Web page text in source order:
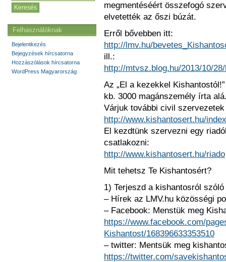
megmentéséért összefogó
elvetették az őszi búzát.
Erről bővebben itt:
http://lmv.hu/
ill.:
http://mtvsz.blog.hu/2013/10/
Az „El a kezekkel
kb. 3000 magánszemély írta
Várjuk további civil
http://www.kishantosert.hu/
El kezdtünk szervezni egy
csatlakozni:
http://www.kishantosert.hu/riado
Mit tehetsz Te Kishantosért?
1) Terjeszd a kishantosról
– Hírek az LMV.hu közösségi
– Facebook: Menstük meg
https://www.facebook.com/
Kishantost/168396633353510
– twitter: Mentsük meg
https://twitter.com/
Felhasználóknak
Bejelentkezés
Bejegyzések hírcsatorna
Hozzászólások hírcsatorna
WordPress Magyarország